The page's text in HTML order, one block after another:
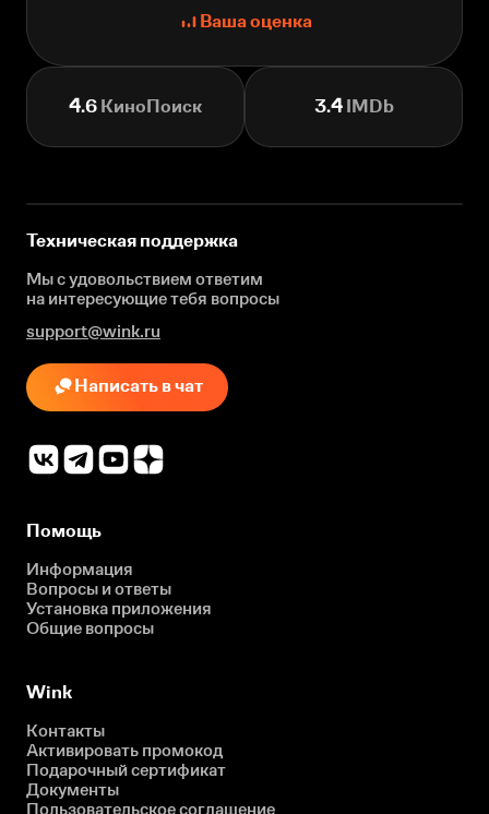
Ваша оценка
4.6 КиноПоиск 3.4IMDb
Техническая поддержка
Мы с удовольствием ответим
на интересующиетебя вопросы
support@wink.ru
Написать в чат
Помощь
Информация
Вопросы и ответы
Установка приложения
Общие вопросы
Wink
Контакты
Активировать промокод
Подарочный сертификат
Документы
Пользовательское соглашение